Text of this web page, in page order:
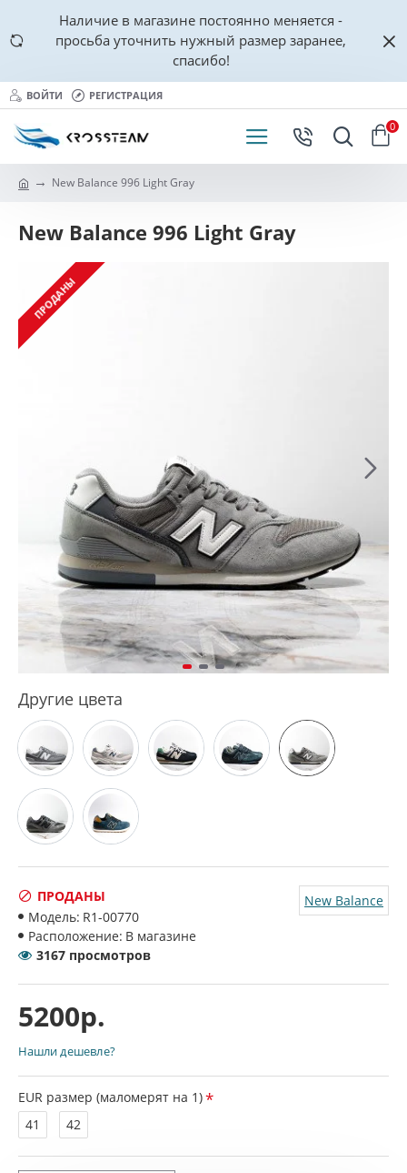
Наличие в магазине постоянно меняется -
просьба уточнить нужный размер заранее,
спасибо!
ВОЙТИ РЕГИСТРАЦИЯ
0
New Balance 996 Light Gray
New Balance 996 Light Gray
ПРОДАНЫ
5200р.
ПРОДАНЫ
Модель: R1-00770
Расположение: В магазине
New Balance
3167 просмотров
Другие цвета
EUR размер (маломерят на 1)
41
42
Нашли дешевле?